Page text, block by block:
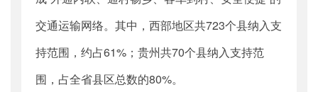
交通运输网络。其中，西部地区共723个县纳入支
持范围，约占61%；贵州共70个县纳入支持范
围，占全省县区总数的80%。